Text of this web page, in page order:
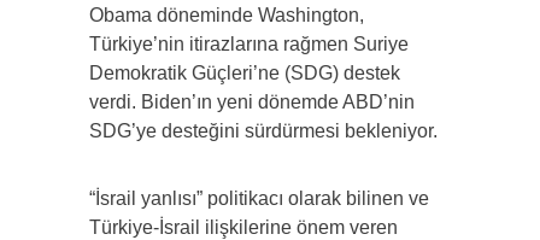
Obama döneminde Washington,
Türkiye’nin itirazlarına rağmen Suriye
Demokratik Güçleri’ne (SDG) destek
verdi. Biden’ın yeni dönemde ABD’nin
SDG’ye desteğini sürdürmesi bekleniyor.
“İsrail yanlısı” politikacı olarak bilinen ve
Türkiye-İsrail ilişkilerine önem veren